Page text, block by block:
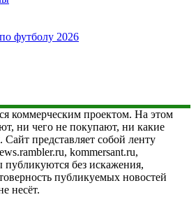
футболу 2026
коммерческим проектом. На этом
ни чего не покупают, ни какие
представляет собой ленту
kommersant.ru,
без искажения,
публикуемых новостей
несёт.